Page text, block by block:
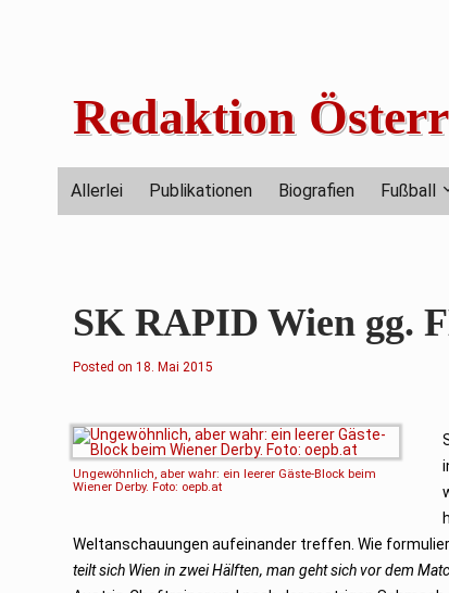
Redaktion
Allerlei Publikationen Biografien Fußball
SK RAPID Wien gg.
Posted on1
a
i
2
0
1
5
18. Mai 2015
Ungewöhnlich, aber wahr: ein leerer Gäste-Block beim
Wiener Derby. Foto: oepb.at
Weltanschauungen aufeinander treffen. Wie
teilt sich Wien in zwei Hälften, man geht sich vor dem